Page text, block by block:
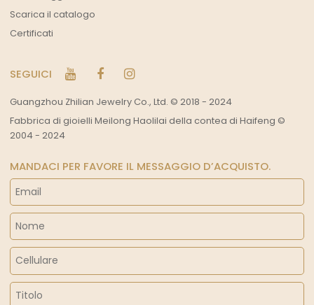
Scarica il catalogo
Certificati
SEGUICI
Guangzhou Zhilian Jewelry Co., Ltd. © 2018 - 2024
Fabbrica di gioielli Meilong Haolilai della contea di Haifeng ©
2004 - 2024
MANDACI PER FAVORE IL MESSAGGIO D’ACQUISTO.